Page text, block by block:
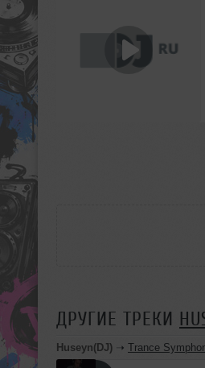
ДРУГИЕ ТРЕКИ
Huseyn(DJ) ➝ Trance